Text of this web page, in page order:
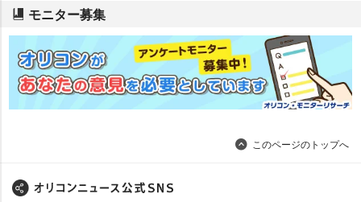
モニター募集
このページのトップへ